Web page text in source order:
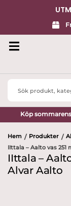
Search
Köp
Hem / Produkter /
IIttala – Aalto vas
IIttala –
Alvar Aalto